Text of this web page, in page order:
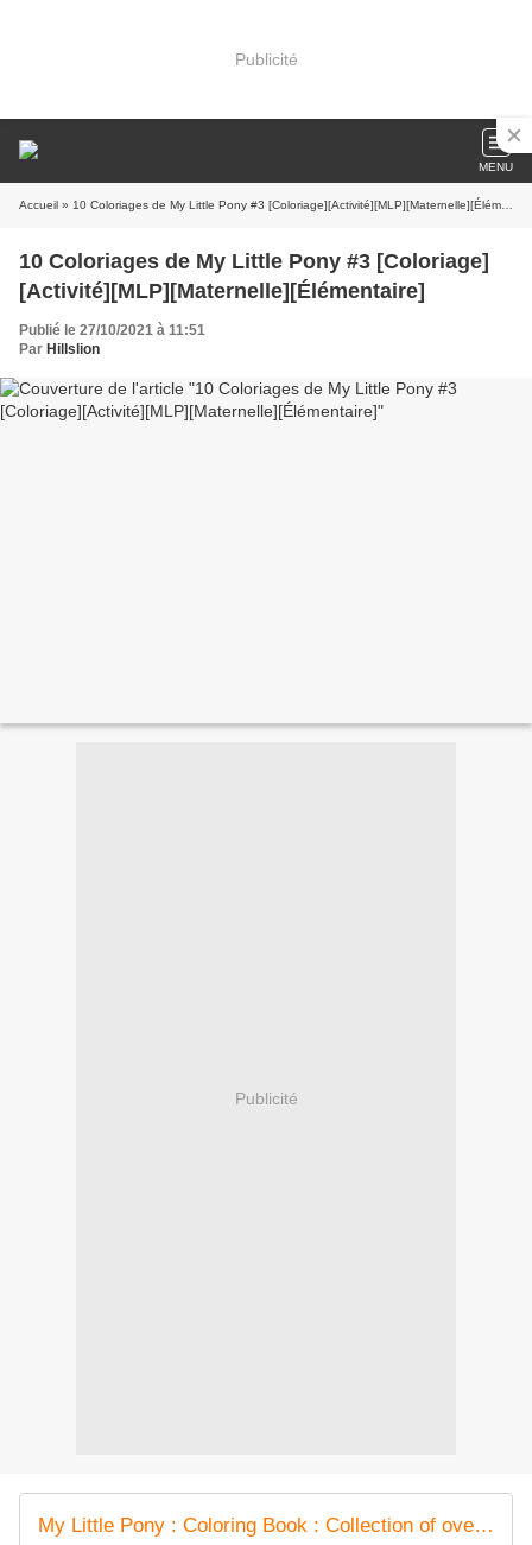
Publicité
MENU
Accueil » 10 Coloriages de My Little Pony #3 [Coloriage][Activité][MLP][Maternelle][Élémentaire]
10 Coloriages de My Little Pony #3 [Coloriage]
[Activité][MLP][Maternelle][Élémentaire]
Publié le 27/10/2021 à 11:51
Par Hillslion
Publicité
Μy Little Pony : Coloring Book : Collection of over 50 exclusive illustrations for coloring